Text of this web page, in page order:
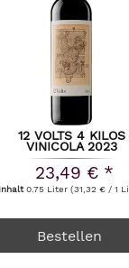
12 VOLTS 4 KILOS
VINICOLA 2023
23,49 € *
Inhalt0.75 Liter (31,32 € / 1
Bestellen